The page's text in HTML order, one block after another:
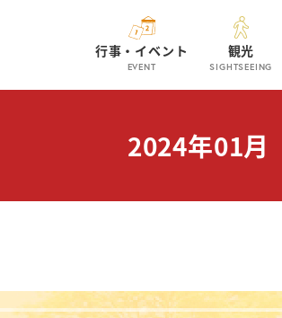
行事・イベント
EVENT
観光
SIGHTSEEING
2024年01月